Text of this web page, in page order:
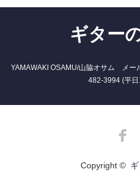
ギター
YAMAWAKI OSAMU/山脇オサム メ
482-3994 (平
Copyright ©